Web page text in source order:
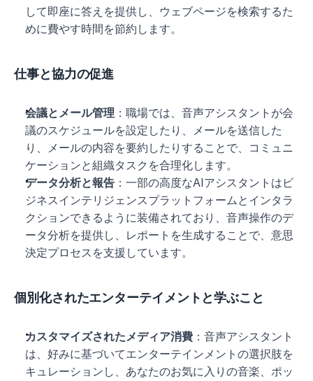
して即座に答えを提供し、ウェブページを検索するた
めに費やす時間を節約します。
仕事と協力の促進
会議とメール管理 ：職場では、音声アシスタントが会
議のスケジュールを設定したり、メールを送信した
り、メールの内容を要約したりすることで、コミュニ
ケーションと組織タスクを合理化します。
データ分析と報告 ：一部の高度なAIアシスタントはビ
ジネスインテリジェンスプラットフォームとインタラ
クションできるように装備されており、音声操作のデ
ータ分析を提供し、レポートを生成することで、意思
決定プロセスを支援しています。
個別化されたエンターテイメントと学ぶこと
カスタマイズされたメディア消費 ：音声アシスタント
は、好みに基づいてエンターテインメントの選択肢を
キュレーションし、あなたのお気に入りの音楽、ポッ